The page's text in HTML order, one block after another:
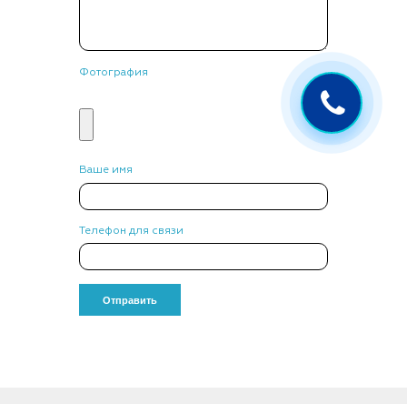
Фотография
Ваше имя
Телефон для связи